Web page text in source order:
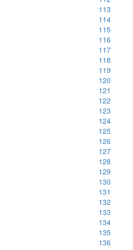
113
114
115
116
117
118
119
120
121
122
123
124
125
126
127
128
129
130
131
132
133
134
135
136